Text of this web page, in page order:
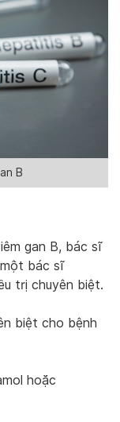
B
gan B, bác sĩ
bác sĩ
trị chuyên biệt.
biệt cho bệnh
hoặc